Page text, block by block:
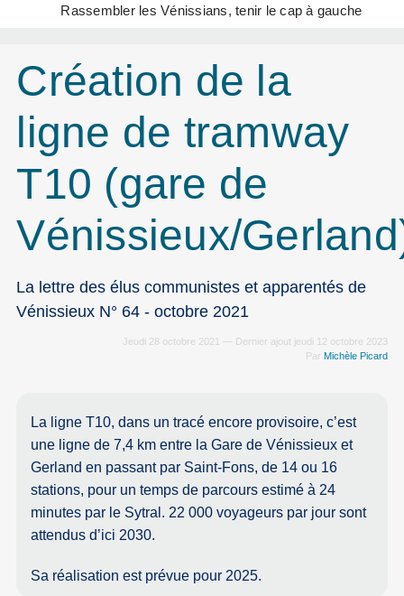
Rassembler les Vénissians, tenir le cap à gauche
Création de la
ligne de tramway
T10 (gare de
Vénissieux/
La lettre des élus communistes et apparentés de
Vénissieux N° 64 - octobre 2021
Jeudi 28 octobre 2021 — Dernier ajout jeudi 12 octobre 2023
Par Michèle Picard
La ligne T10, dans un tracé encore provisoire, c’est
une ligne de 7,4 km entre la Gare de Vénissieux et
Gerland en passant par Saint-Fons, de 14 ou 16
stations, pour un temps de parcours estimé à 24
minutes par le Sytral. 22 000 voyageurs par jour sont
attendus d’ici 2030.
Sa réalisation est prévue pour 2025.